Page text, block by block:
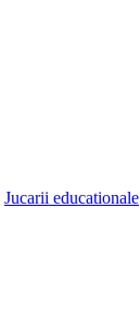
Jucarii educationale